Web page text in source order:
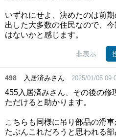
いずれにせよ、決めたのは前
出した大多数の住民なので、
はないかと感じます。
非表示
498 入居済みさん 2025/01/05
455入居済みさん、その後の修
ただけると助かります。
こちらも同様に吊り部品の滑
たぶんこれだろうと思われる